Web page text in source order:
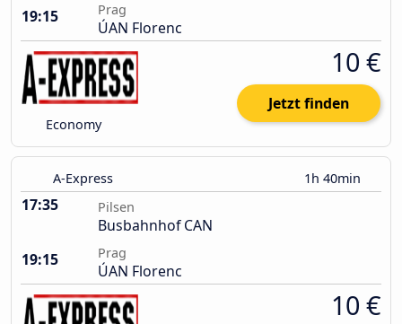
19:15
Prag
ÚAN Florenc
Economy
10 €
Jetzt finden
A-Express 1h 40min
17:35 Pilsen
Busbahnhof CAN
19:15
Prag
ÚAN Florenc
10 €